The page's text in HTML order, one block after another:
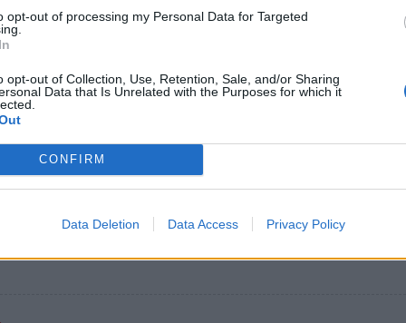
opt-out of processing my Personal Data for Targeted
opt-out of Collection, Use, Retention, Sale, and/or Sharing
Data that Is Unrelated with the Purposes for which it
CONFIRM
Data Deletion Data Access Privacy Policy
Η αχανής παραλία με τα τιρκουάζ νερά και τη
7 νομοί, 7 δυνατές παραλίες
με γαλάζια σημαία για το 2023
σημαίες: 2η θέση παγκοσμίως για την Ελλάδα